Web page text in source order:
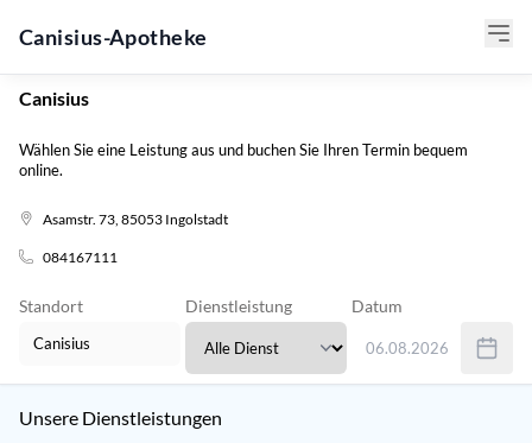
Canisius-Apotheke
Canisius
Wählen Sie eine Leistung aus und buchen Sie Ihren Termin bequem
online.
Asamstr. 73, 85053 Ingolstadt
084167111
Standort Dienstleistung Datum
Verwenden Sie Tab
06.08.2026
Unsere Dienstleistungen